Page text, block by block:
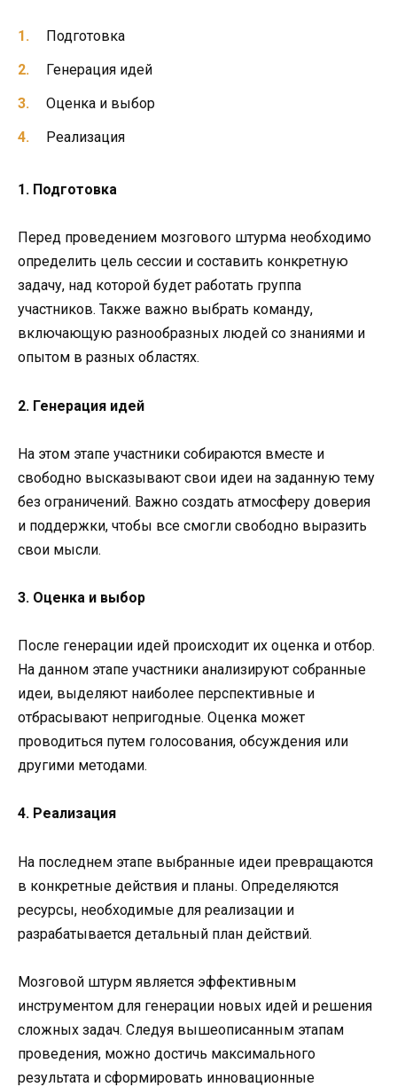
Подготовка
Генерация идей
Оценка и выбор
Реализация
1. Подготовка
Перед проведением мозгового штурма необходимо
определить цель сессии и составить конкретную
задачу, над которой будет работать группа
участников. Также важно выбрать команду,
включающую разнообразных людей со знаниями и
опытом в разных областях.
2. Генерация идей
На этом этапе участники собираются вместе и
свободно высказывают свои идеи на заданную тему
без ограничений. Важно создать атмосферу доверия
и поддержки, чтобы все смогли свободно выразить
свои мысли.
3. Оценка и выбор
После генерации идей происходит их оценка и отбор.
На данном этапе участники анализируют собранные
идеи, выделяют наиболее перспективные и
отбрасывают непригодные. Оценка может
проводиться путем голосования, обсуждения или
другими методами.
4. Реализация
На последнем этапе выбранные идеи превращаются
в конкретные действия и планы. Определяются
ресурсы, необходимые для реализации и
разрабатывается детальный план действий.
Мозговой штурм является эффективным
инструментом для генерации новых идей и решения
сложных задач. Следуя вышеописанным этапам
проведения, можно достичь максимального
результата и сформировать инновационные